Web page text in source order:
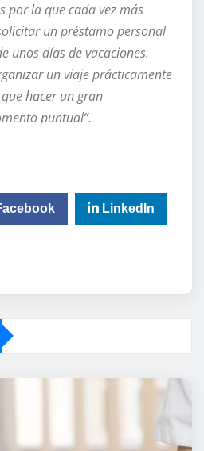
por la que cada vez más
un préstamo personal
unos días de vacaciones.
un viaje prácticamente
hacer un gran
puntual”.
LinkedIn